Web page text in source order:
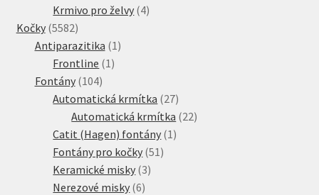
produkty
Krmivo pro želvy 44
Kočky 55825582
produktů
Antiparazitika 1 1
Frontline 1 1
Fontány 104104
produktů
Automatická krmítka 2727
produktů
Automatická krmítka 2222
Catit (Hagen) fontány 1 1
Fontány pro kočky 51 51
Keramické misky 33
Nerezové misky 66